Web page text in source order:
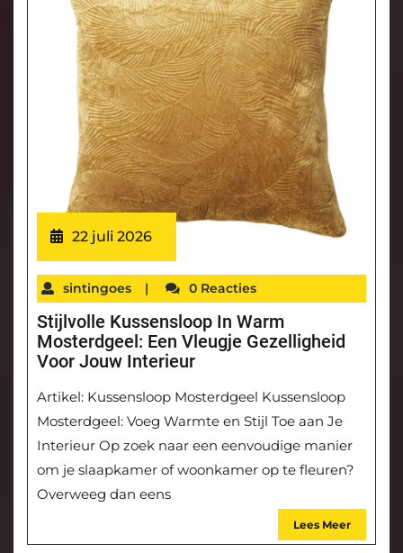
22 juli 2026
sintingoes | 0 Reacties
Stijlvolle Kussensloop In Warm
Mosterdgeel: Een Vleugje Gezelligheid
Voor Jouw Interieur
Artikel: Kussensloop Mosterdgeel Kussensloop
Mosterdgeel: Voeg Warmte en Stijl Toe aan Je
Interieur Op zoek naar een eenvoudige manier
om je slaapkamer of woonkamer op te fleuren?
Overweeg dan eens
Lees Meer